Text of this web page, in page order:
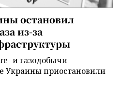
остановил
из-за
и газодобычи
Украины приостановили